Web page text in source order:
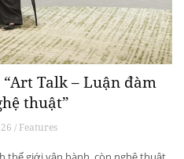
Talk – Luận đàm
thuật”
/ Features